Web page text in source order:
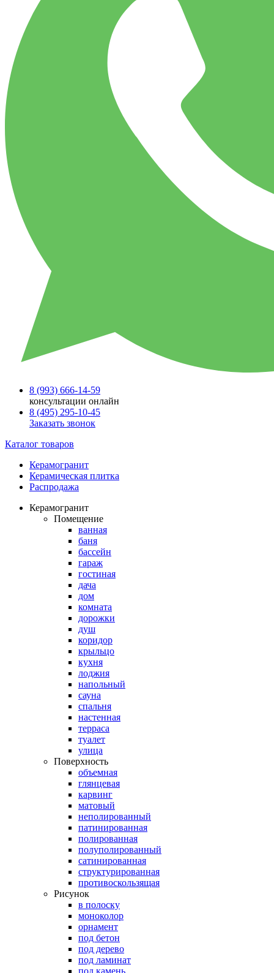
8 (993) 666-14-59
консультации онлайн
8 (495) 295-10-45
Заказать звонок
Каталог товаров
Керамогранит
Керамическая плитка
Распродажа
Керамогранит
Помещение
ванная
баня
бассейн
гараж
гостиная
дача
дом
комната
дорожки
душ
коридор
крыльцо
кухня
лоджия
напольный
сауна
спальня
настенная
терраса
туалет
улица
Поверхность
объемная
глянцевая
карвинг
матовый
неполированный
патинированная
полированная
полуполированный
сатинированная
структурированная
противоскользящая
Рисунок
в полоску
моноколор
орнамент
под бетон
под дерево
под ламинат
под камень